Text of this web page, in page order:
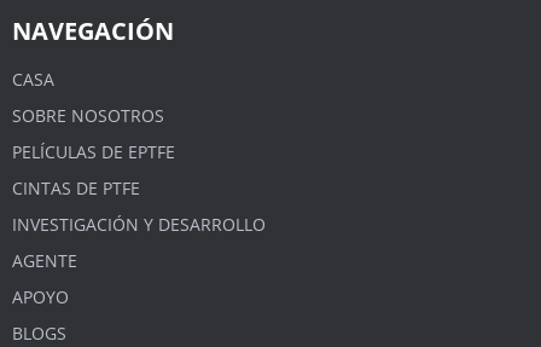
NAVEGACIÓN
CASA
SOBRE NOSOTROS
PELÍCULAS DE EPTFE
CINTAS DE PTFE
INVESTIGACIÓN Y DESARROLLO
AGENTE
APOYO
BLOGS